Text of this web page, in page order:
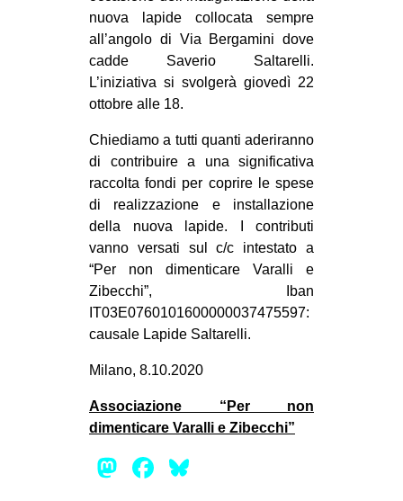
nuova lapide collocata sempre
all’angolo di Via Bergamini dove
cadde Saverio Saltarelli.
L’iniziativa si svolgerà giovedì 22
ottobre alle 18.
Chiediamo a tutti quanti aderiranno
di contribuire a una significativa
raccolta fondi per coprire le spese
di realizzazione e installazione
della nuova lapide. I contributi
vanno versati sul c/c intestato a
“Per non dimenticare Varalli e
Zibecchi”, Iban
IT03E0760101600000037475597:
causale Lapide Saltarelli.
Milano, 8.10.2020
Associazione “Per non
dimenticare Varalli e Zibecchi”
Mastodon
Facebook